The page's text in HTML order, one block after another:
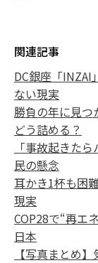
関連記事
DC銀座「
ない現実
勝負の年に見
どう詰める？
「事故起きた
民の懸念
耳かき1杯も困
現実
COP28で“再エ
日本
【写真まとめ